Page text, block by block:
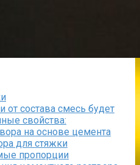
от состава смесь будет
свойства:
на основе цемента
для стяжки
пропорции